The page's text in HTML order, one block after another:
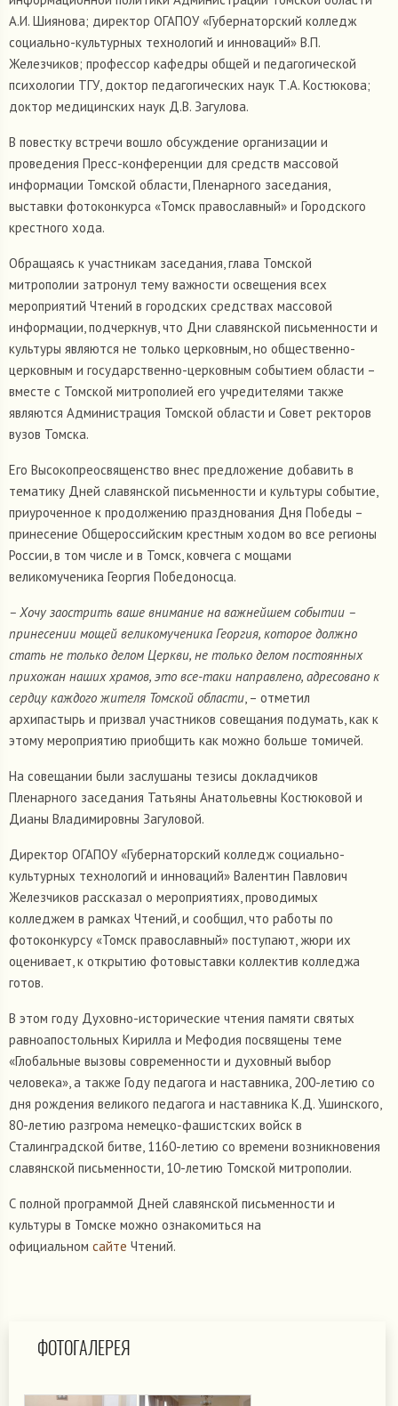
А.И. Шиянова; директор ОГАПОУ «Губернаторский колледж
социально-культурных технологий и инноваций» В.П.
Железчиков; профессор кафедры общей и педагогической
психологии ТГУ, доктор педагогических наук Т.А. Костюкова;
доктор медицинских наук Д.В. Загулова.
В повестку встречи вошло обсуждение организации и
проведения Пресс-конференции для средств массовой
информации Томской области, Пленарного заседания,
выставки фотоконкурса «Томск православный» и Городского
крестного хода.
Обращаясь к участникам заседания, глава Томской
митрополии затронул тему важности освещения всех
мероприятий Чтений в городских средствах массовой
информации, подчеркнув, что Дни славянской письменности и
культуры являются не только церковным, но общественно-
церковным и государственно-церковным событием области –
вместе с Томской митрополией его учредителями также
являются Администрация Томской области и Совет ректоров
вузов Томска.
Его Высокопреосвященство внес предложение добавить в
тематику Дней славянской письменности и культуры событие,
приуроченное к продолжению празднования Дня Победы –
принесение Общероссийским крестным ходом во все регионы
России, в том числе и в Томск, ковчега с мощами
великомученика Георгия Победоносца.
– Хочу заострить ваше внимание на важнейшем событии –
принесении мощей великомученика Георгия, которое должно
стать не только делом Церкви, не только делом постоянных
прихожан наших храмов, это все-таки направлено, адресовано к
сердцу каждого жителя Томской области, – отметил
архипастырь и призвал участников совещания подумать, как к
этому мероприятию приобщить как можно больше томичей.
На совещании были заслушаны тезисы докладчиков
Пленарного заседания Татьяны Анатольевны Костюковой и
Дианы Владимировны Загуловой.
Директор ОГАПОУ «Губернаторский колледж социально-
культурных технологий и инноваций» Валентин Павлович
Железчиков рассказал о мероприятиях, проводимых
колледжем в рамках Чтений, и сообщил, что работы по
фотоконкурсу «Томск православный» поступают, жюри их
оценивает, к открытию фотовыставки коллектив колледжа
готов.
В этом году Духовно-исторические чтения памяти святых
равноапостольных Кирилла и Мефодия посвящены теме
«Глобальные вызовы современности и духовный выбор
человека», а также Году педагога и наставника, 200-летию со
дня рождения великого педагога и наставника К.Д. Ушинского,
80-летию разгрома немецко-фашистских войск в
Сталинградской битве, 1160-летию со времени возникновения
славянской письменности, 10-летию Томской митрополии.
С полной программой Дней славянской письменности и
культуры в Томске можно ознакомиться на
официальном сайте Чтений.
ФОТОГАЛЕРЕЯ